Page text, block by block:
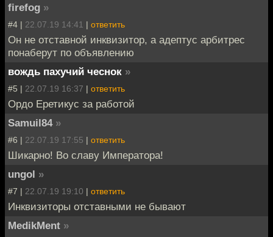
firefog »
#4 | 22.07.19 14:41 | ответить
Он не отставной инквизитор, а адептус арбитрес
понаберут по объявлению
вождь пахучий чеснок »
#5 | 22.07.19 16:37 | ответить
Ордо Еретикус за работой
Samuil84 »
#6 | 22.07.19 17:55 | ответить
Шикарно! Во славу Императора!
ungol »
#7 | 22.07.19 19:10 | ответить
Инквизиторы отставными не бывают
MedikMent »